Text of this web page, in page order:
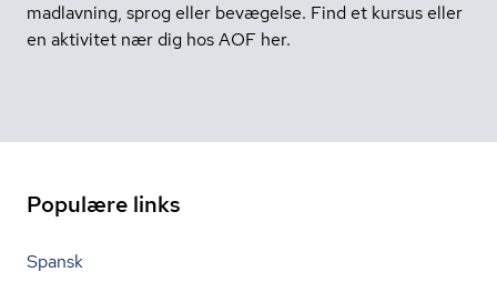
madlavning, sprog eller bevægelse. Find et kursus eller
en aktivitet nær dig hos AOF her.
Populære links
Spansk